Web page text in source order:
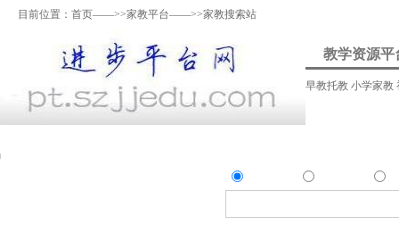
目前位置： 首页——>>家教平台——>>家教搜索站
教学资源平
早教托教 小学家教